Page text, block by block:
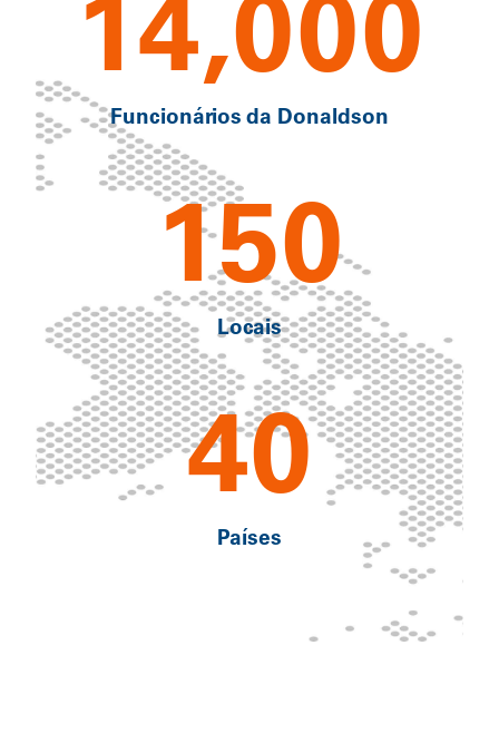
14,000
Funcionários da Donaldson
150
Locais
40
Países